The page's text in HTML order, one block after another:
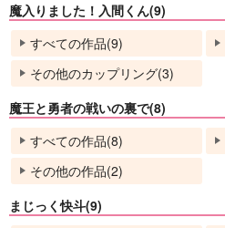
魔入りました！入間くん(9)
すべての作品(9)
その他のカップリング(3)
魔王と勇者の戦いの裏で(8)
すべての作品(8)
その他の作品(2)
まじっく快斗(9)